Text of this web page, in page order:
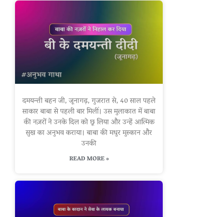
दमयन्ती बहन जी, जूनागढ़, गुजरात से, 40 साल पहले
साकार बाबा से पहली बार मिलीं। उस मुलाकात में बाबा
की नज़रों ने उनके दिल को छू लिया और उन्हें आत्मिक
सुख का अनुभव कराया। बाबा की मधुर मुस्कान और
उनकी
READ MORE »